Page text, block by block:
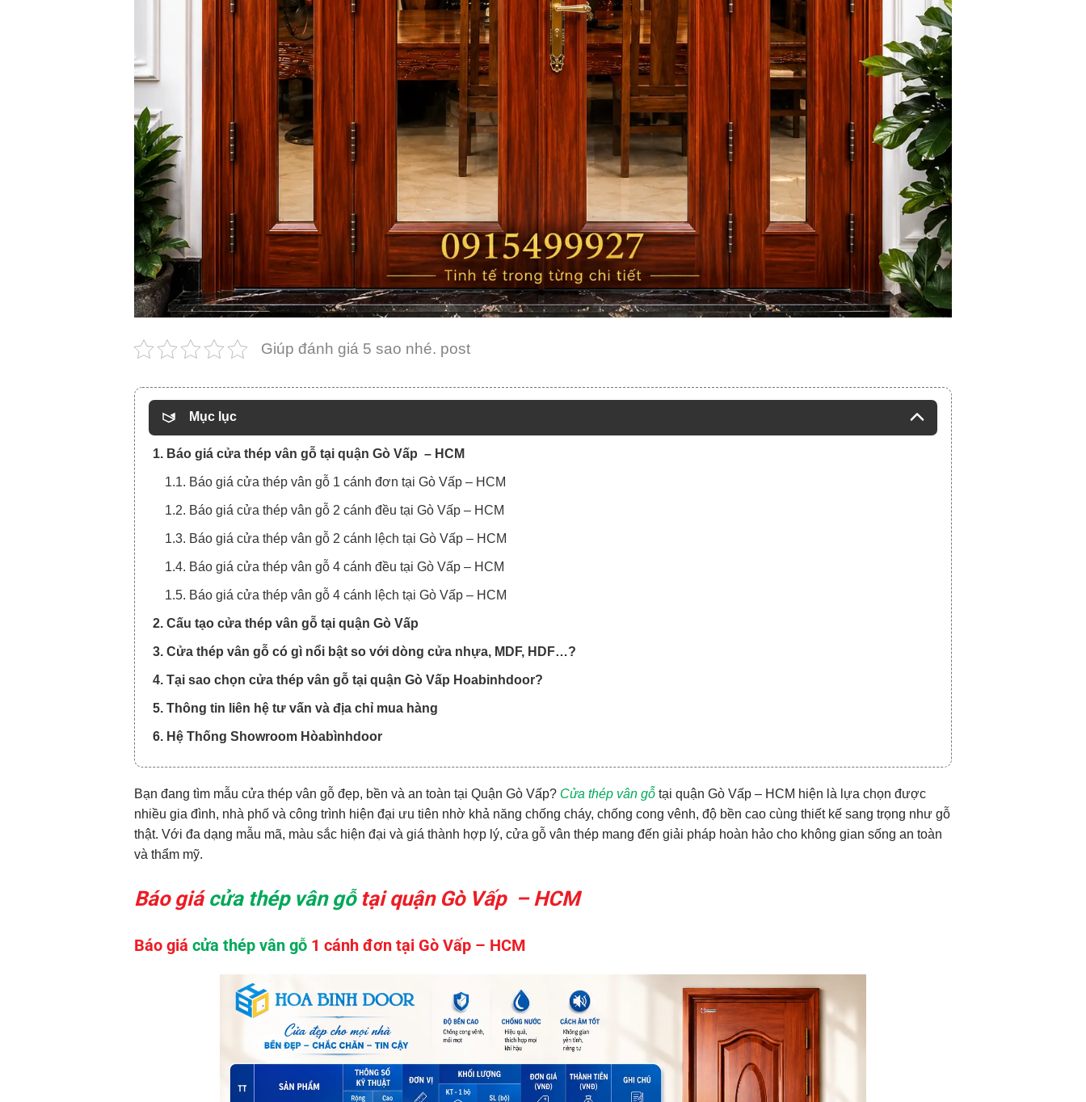
Giúp đánh giá 5 sao nhé. post
Mục lục
1. Báo giá cửa thép vân gỗ tại quận Gò Vấp – HCM
1.1. Báo giá cửa thép vân gỗ 1 cánh đơn tại Gò Vấp – HCM
1.2. Báo giá cửa thép vân gỗ 2 cánh đều tại Gò Vấp – HCM
1.3. Báo giá cửa thép vân gỗ 2 cánh lệch tại Gò Vấp – HCM
1.4. Báo giá cửa thép vân gỗ 4 cánh đều tại Gò Vấp – HCM
1.5. Báo giá cửa thép vân gỗ 4 cánh lệch tại Gò Vấp – HCM
2. Cấu tạo cửa thép vân gỗ tại quận Gò Vấp
3. Cửa thép vân gỗ có gì nổi bật so với dòng cửa nhựa, MDF, HDF…?
4. Tại sao chọn cửa thép vân gỗ tại quận Gò Vấp Hoabinhdoor?
5. Thông tin liên hệ tư vấn và địa chỉ mua hàng
6. Hệ Thống Showroom Hòabìnhdoor
Bạn đang tìm mẫu cửa thép vân gỗ đẹp, bền và an toàn tạiQuận Gò Vấp? Cửa thép vân gỗ tại quận Gò Vấp – HCM hiện là lựa chọn được
nhiều gia đình, nhà phố và công trình hiện đại ưu tiên nhờ khả năng chống cháy, chống cong vênh, độ bền cao cùng thiết kế sang trọng như gỗ
thật. Với đa dạng mẫu mã, màu sắc hiện đại và giá thành hợp lý, cửa gỗ vân thép mang đến giải pháp hoàn hảo cho không gian sống an toàn
và thẩm mỹ.
Báo giá cửa thép vângỗtại quận Gò Vấp – HCM
Báo giá cửa thép vân gỗ 1 cánh đơn tại Gò Vấp – HCM